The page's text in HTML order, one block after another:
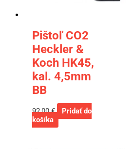
Pištoľ CO2
Heckler &
Koch HK45,
kal. 4,5mm
BB
92,00€
Pridať do
košíka